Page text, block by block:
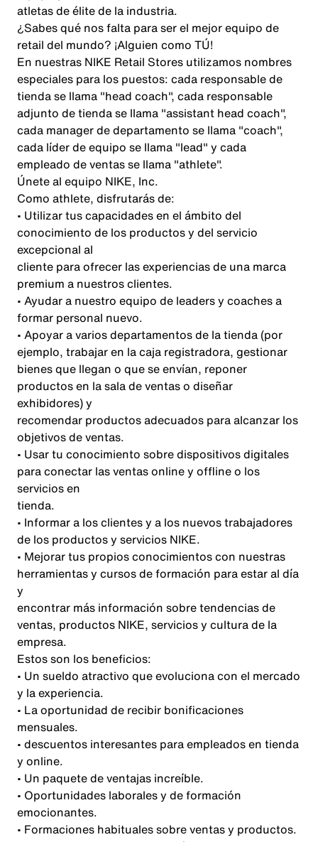
atletas de élite de la industria.
¿Sabes qué nos falta para ser el mejor equipo de
retail del mundo? ¡Alguien como TÚ!
En nuestras NIKE Retail Stores utilizamos nombres
especiales para los puestos: cada responsable de
tienda se llama "head coach", cada responsable
adjunto de tienda se llama "assistant head coach",
cada manager de departamento se llama "coach",
cada líder de equipo se llama "lead" y cada
empleado de ventas se llama "athlete".
Únete al equipo NIKE, Inc.
Como athlete, disfrutarás de:
• Utilizar tus capacidades en el ámbito del
conocimiento de los productos y del servicio
excepcional al
cliente para ofrecer las experiencias de una marca
premium a nuestros clientes.
• Ayudar a nuestro equipo de leaders y coaches a
formar personal nuevo.
• Apoyar a varios departamentos de la tienda (por
ejemplo, trabajar en la caja registradora, gestionar
bienes que llegan o que se envían, reponer
productos en la sala de ventas o diseñar
exhibidores) y
recomendar productos adecuados para alcanzar los
objetivos de ventas.
• Usar tu conocimiento sobre dispositivos digitales
para conectar las ventas online y offline o los
servicios en
tienda.
• Informar a los clientes y a los nuevos trabajadores
de los productos y servicios NIKE.
• Mejorar tus propios conocimientos con nuestras
herramientas y cursos de formación para estar al día
y
encontrar más información sobre tendencias de
ventas, productos NIKE, servicios y cultura de la
empresa.
Estos son los beneficios:
• Un sueldo atractivo que evoluciona con el mercado
y la experiencia.
• La oportunidad de recibir bonificaciones
mensuales.
• descuentos interesantes para empleados en tienda
y online.
• Un paquete de ventajas increíble.
• Oportunidades laborales y de formación
emocionantes.
• Formaciones habituales sobre ventas y productos.